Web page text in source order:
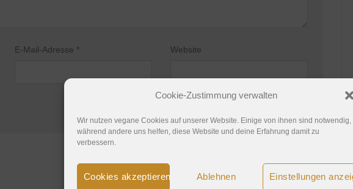
Cookie-Zustimmung verwalten
Wir nutzen vegane Cookies auf unserer Website. Einige von ihnen sind notwendig,
während andere uns helfen, diese Website und deine Erfahrung damit zu
verbessern.
Cookies akzeptieren Ablehnen Einstellungen
E-Mail-Adresse * Website